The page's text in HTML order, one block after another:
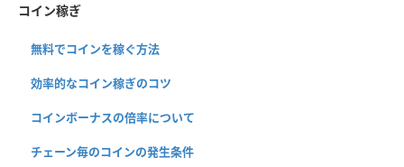
コイン稼ぎ
無料でコインを稼ぐ方法
効率的なコイン稼ぎのコツ
コインボーナスの倍率について
チェーン毎のコインの発生条件